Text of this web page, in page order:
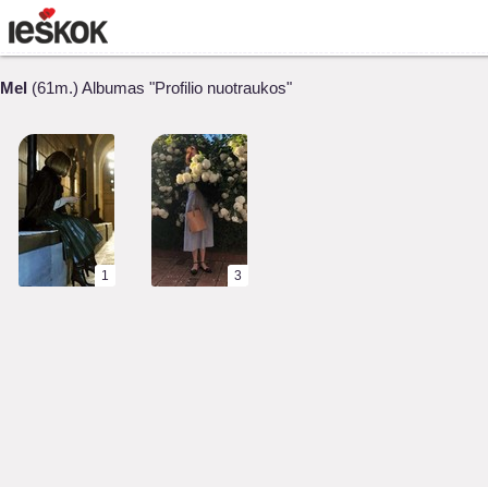
Mel (61m.) Albumas "Profilio nuotraukos"
1 3